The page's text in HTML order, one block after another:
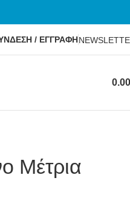
/ ΕΓΓΡΑΦΗ
0.00
Μέτρια